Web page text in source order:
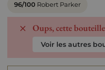
96/100 Robert Parker
Oups, cette
Voir les autres